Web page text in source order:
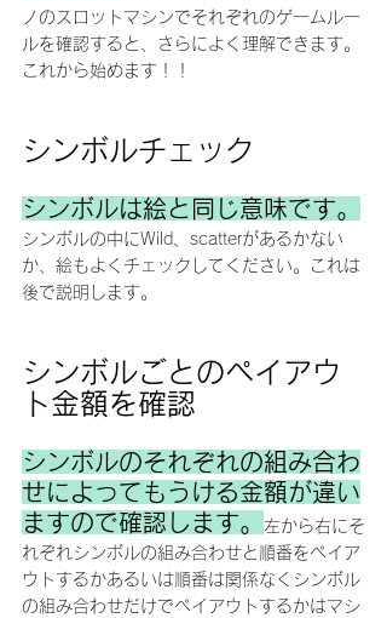
ノのスロットマシンでそれぞれのゲームルー
ルを確認すると、さらによく理解できます。
これから始めます！！
シンボルチェック
シンボルは絵と同じ意味です。
シンボルの中にWild、scatterがあるかない
か、絵もよくチェックしてください。これは
後で説明します。
シンボルごとのペイアウ
ト金額を確認
シンボルのそれぞれの組み合わ
せによってもうける金額 が違い
ますので確認します。
左から右にそ
れぞれシンボルの組み合わせと順番をペイア
ウトするかあるいは順番は関係なくシンボル
の組み合わせだけでペイアウトするかはマシ